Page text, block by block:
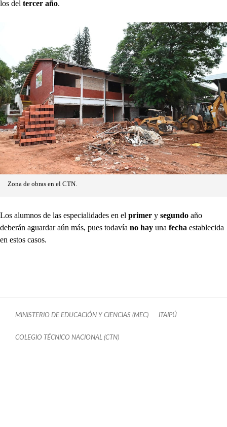
los del tercer año.
Zona de obras en el CTN.
Los alumnos de las especialidades en el primer y segundo año
deberán aguardar aún más, pues todavía no hay una fecha establecida
en estos casos.
MINISTERIO DE EDUCACIÓN Y CIENCIAS (MEC) ITAIPÚ
COLEGIO TÉCNICO NACIONAL (CTN)